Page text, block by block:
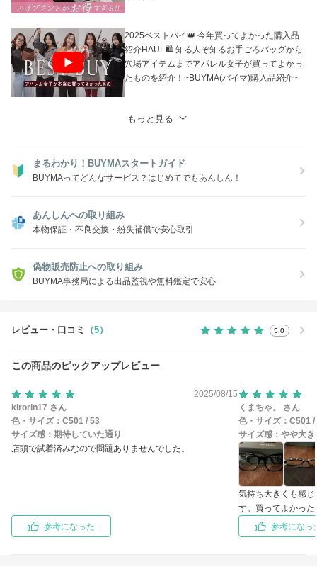
2025ベストバイ👑 今年買ってよかった購入品
紹介HAUL🛍 知る人ぞ知るお手ごろバッグから
穴場アイテムまでアパレル女子が買ってよかっ
たものを紹介！~BUYMA(バイマ)購入品紹介~
もっと見る
まるわかり！BUYMAスタートガイド
BUYMAってどんなサービス？はじめてでもあんしん！
あんしんへの取り組み
本物保証・不良交換・紛失補償で安心取引
偽物販売防止への取り組み
BUYMA事務局による出品監視や無料鑑定で安心
レビュー・口コミ （5） 5.0
この商品のピックアップレビュー
2025/08/15
kirorin17 さん
色・サイズ： C501 / 53
サイズ感： 期待していた通り
店頭で試着済みなので問題ありませんでした。
参考になった
くまちゃ。 さん
色・サイズ： C501 /
サイズ感： やや大き
気持ち大きくも感
す。買ってよかった
参考になっ